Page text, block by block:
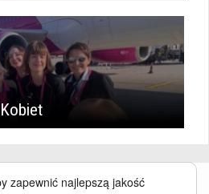
zapewnić najlepszą jakość